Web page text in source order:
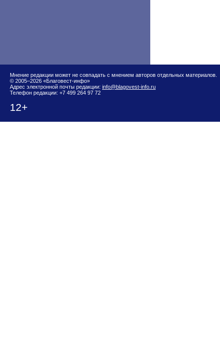
Мнение редакции может не совпадать с мнением авторов отдельных материалов.
© 2005–2026 «Благовест-инфо»
Адрес электронной почты редакции: info@blagovest-info.ru
Телефон редакции: +7 499 264 97 72
12+